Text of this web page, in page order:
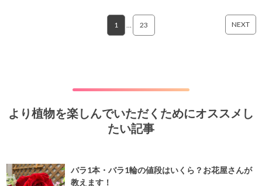
1 … 23 NEXT
より植物を楽しんでいただくためにオススメし
たい記事
バラ1本・バラ1輪の値段はいくら？お花屋さんが
教えます！